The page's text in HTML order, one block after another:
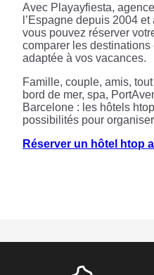
Avec Playayfiesta,
l’Espagne depuis 2004
vous pouvez réserver
comparer les
adaptée à vos vacances.
Famille, couple, amis,
bord de mer, spa,
Barcelone : les hôtels
possibilités pour
Réserver un hôtel htop